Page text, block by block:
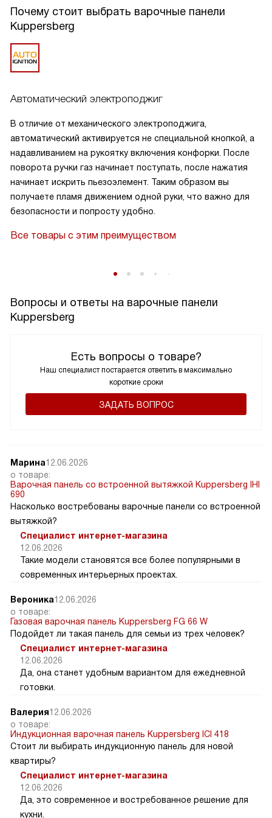
длина шнура удобна, панель органично вписалась в
интерьер благодаря нейтральному цвету и отсутствию
повседневном использовании, рекомендую тем, кто ценит
простоту и стабильность в приготовлении еды!
Почему стоит выбрать варочные панели
Kuppersberg
Автоматический электроподжиг
В отличие от механического электроподжига,
автоматический активируется не специальной кнопкой, а
надавливанием на рукоятку включения конфорки. После
поворота ручки газ начинает поступать, после нажатия
начинает искрить пьезоэлемент. Таким образом вы
получаете пламя движением одной руки, что важно для
безопасности и попросту удобно.
Все товары с этим преимуществом
Вопросы и ответы на варочные панели
Kuppersberg
Есть вопросы о товаре?
Наш специалист постарается ответить в максимально
короткие сроки
ЗАДАТЬ ВОПРОС
Марина12.06.2026
о товаре:
Варочная панель со встроенной вытяжкой Kuppersberg IHI
690
Насколько востребованы варочные панели со встроенной
вытяжкой?
Специалист интернет-магазина
12.06.2026
Такие модели становятся все более популярными в
современных интерьерных проектах.
Вероника12.06.2026
о товаре:
Газовая варочная панель Kuppersberg FG 66 W
Подойдет ли такая панель для семьи из трех человек?
Специалист интернет-магазина
12.06.2026
Да, она станет удобным вариантом для ежедневной
готовки.
Валерия12.06.2026
о товаре:
Индукционная варочная панель Kuppersberg ICI 418
Стоит ли выбирать индукционную панель для новой
квартиры?
Специалист интернет-магазина
12.06.2026
Да, это современное и востребованное решение для
кухни.